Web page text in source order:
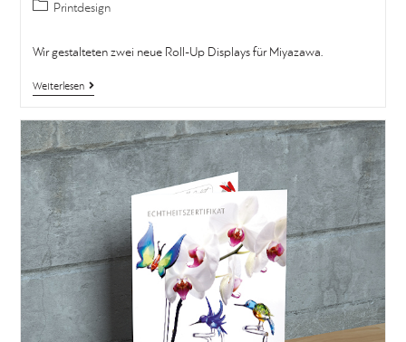
Printdesign
Wir gestalteten zwei neue Roll-Up Displays für Miyazawa.
Weiterlesen